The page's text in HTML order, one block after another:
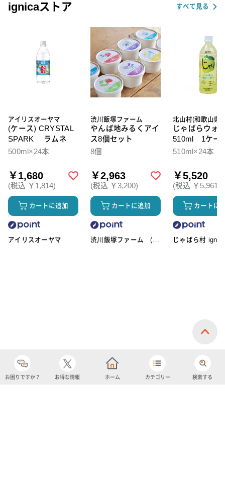
ignicaストア すべて見る
アイリスオーヤマ
(ケース) CRYSTAL
SPARK ラムネ
500ml×24本
￥1,680
(税込 ￥1,814)
カートに追加
アイリスオーヤマ
渋川飯塚ファーム
やんば地みるくアイ
ス8個セット
8個
￥2,963
(税込 ￥3,200)
カートに追加
渋川飯塚ファーム (ア
北山村(和歌山県)
じゃばらウォ
510ml 1ケー
本入
510ml×24本
￥5,520
(税込 ￥5,961)
カートに
じゃばら村
お困りですか？ お得な情報 ホーム カテゴリー 検索する